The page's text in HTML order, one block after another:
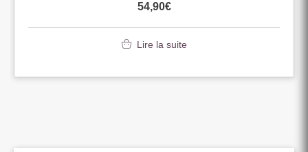
54,90€
Lire la suite